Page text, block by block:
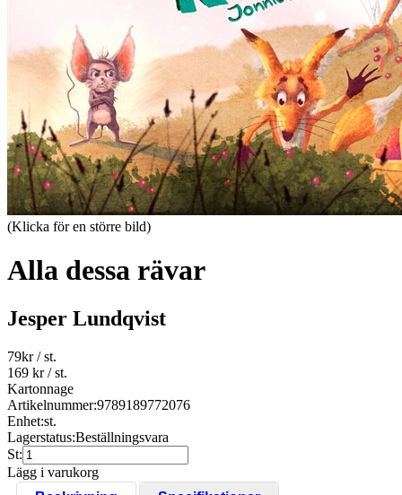
(Klicka för en större bild)
Alla dessa rävar
Jesper Lundqvist
79kr/ st.
169 kr/ st.
Kartonnage
Artikelnummer:9789189772076
Enhet:st.
Lagerstatus:Beställningsvara
St:
Lägg i varukorg